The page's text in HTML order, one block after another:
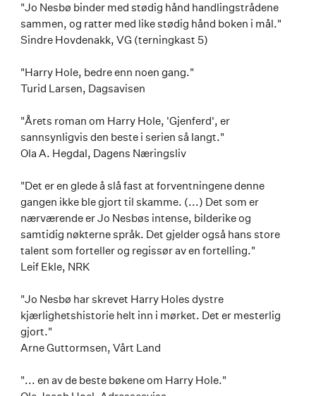
"Jo Nesbø binder med stødig hånd handlingstrådene
sammen, og ratter med like stødig hånd boken i mål."
Sindre Hovdenakk, VG (terningkast 5)
"Harry Hole, bedre enn noen gang."
Turid Larsen, Dagsavisen
"Årets roman om Harry Hole, 'Gjenferd', er
sannsynligvis den beste i serien så langt."
Ola A. Hegdal, Dagens Næringsliv
"Det er en glede å slå fast at forventningene denne
gangen ikke ble gjort til skamme. (...) Det som er
nærværende er Jo Nesbøs intense, bilderike og
samtidig nøkterne språk. Det gjelder også hans store
talent som forteller og regissør av en fortelling."
Leif Ekle, NRK
"Jo Nesbø har skrevet Harry Holes dystre
kjærlighetshistorie helt inn i mørket. Det er mesterlig
gjort."
Arne Guttormsen, Vårt Land
"... en av de beste bøkene om Harry Hole."